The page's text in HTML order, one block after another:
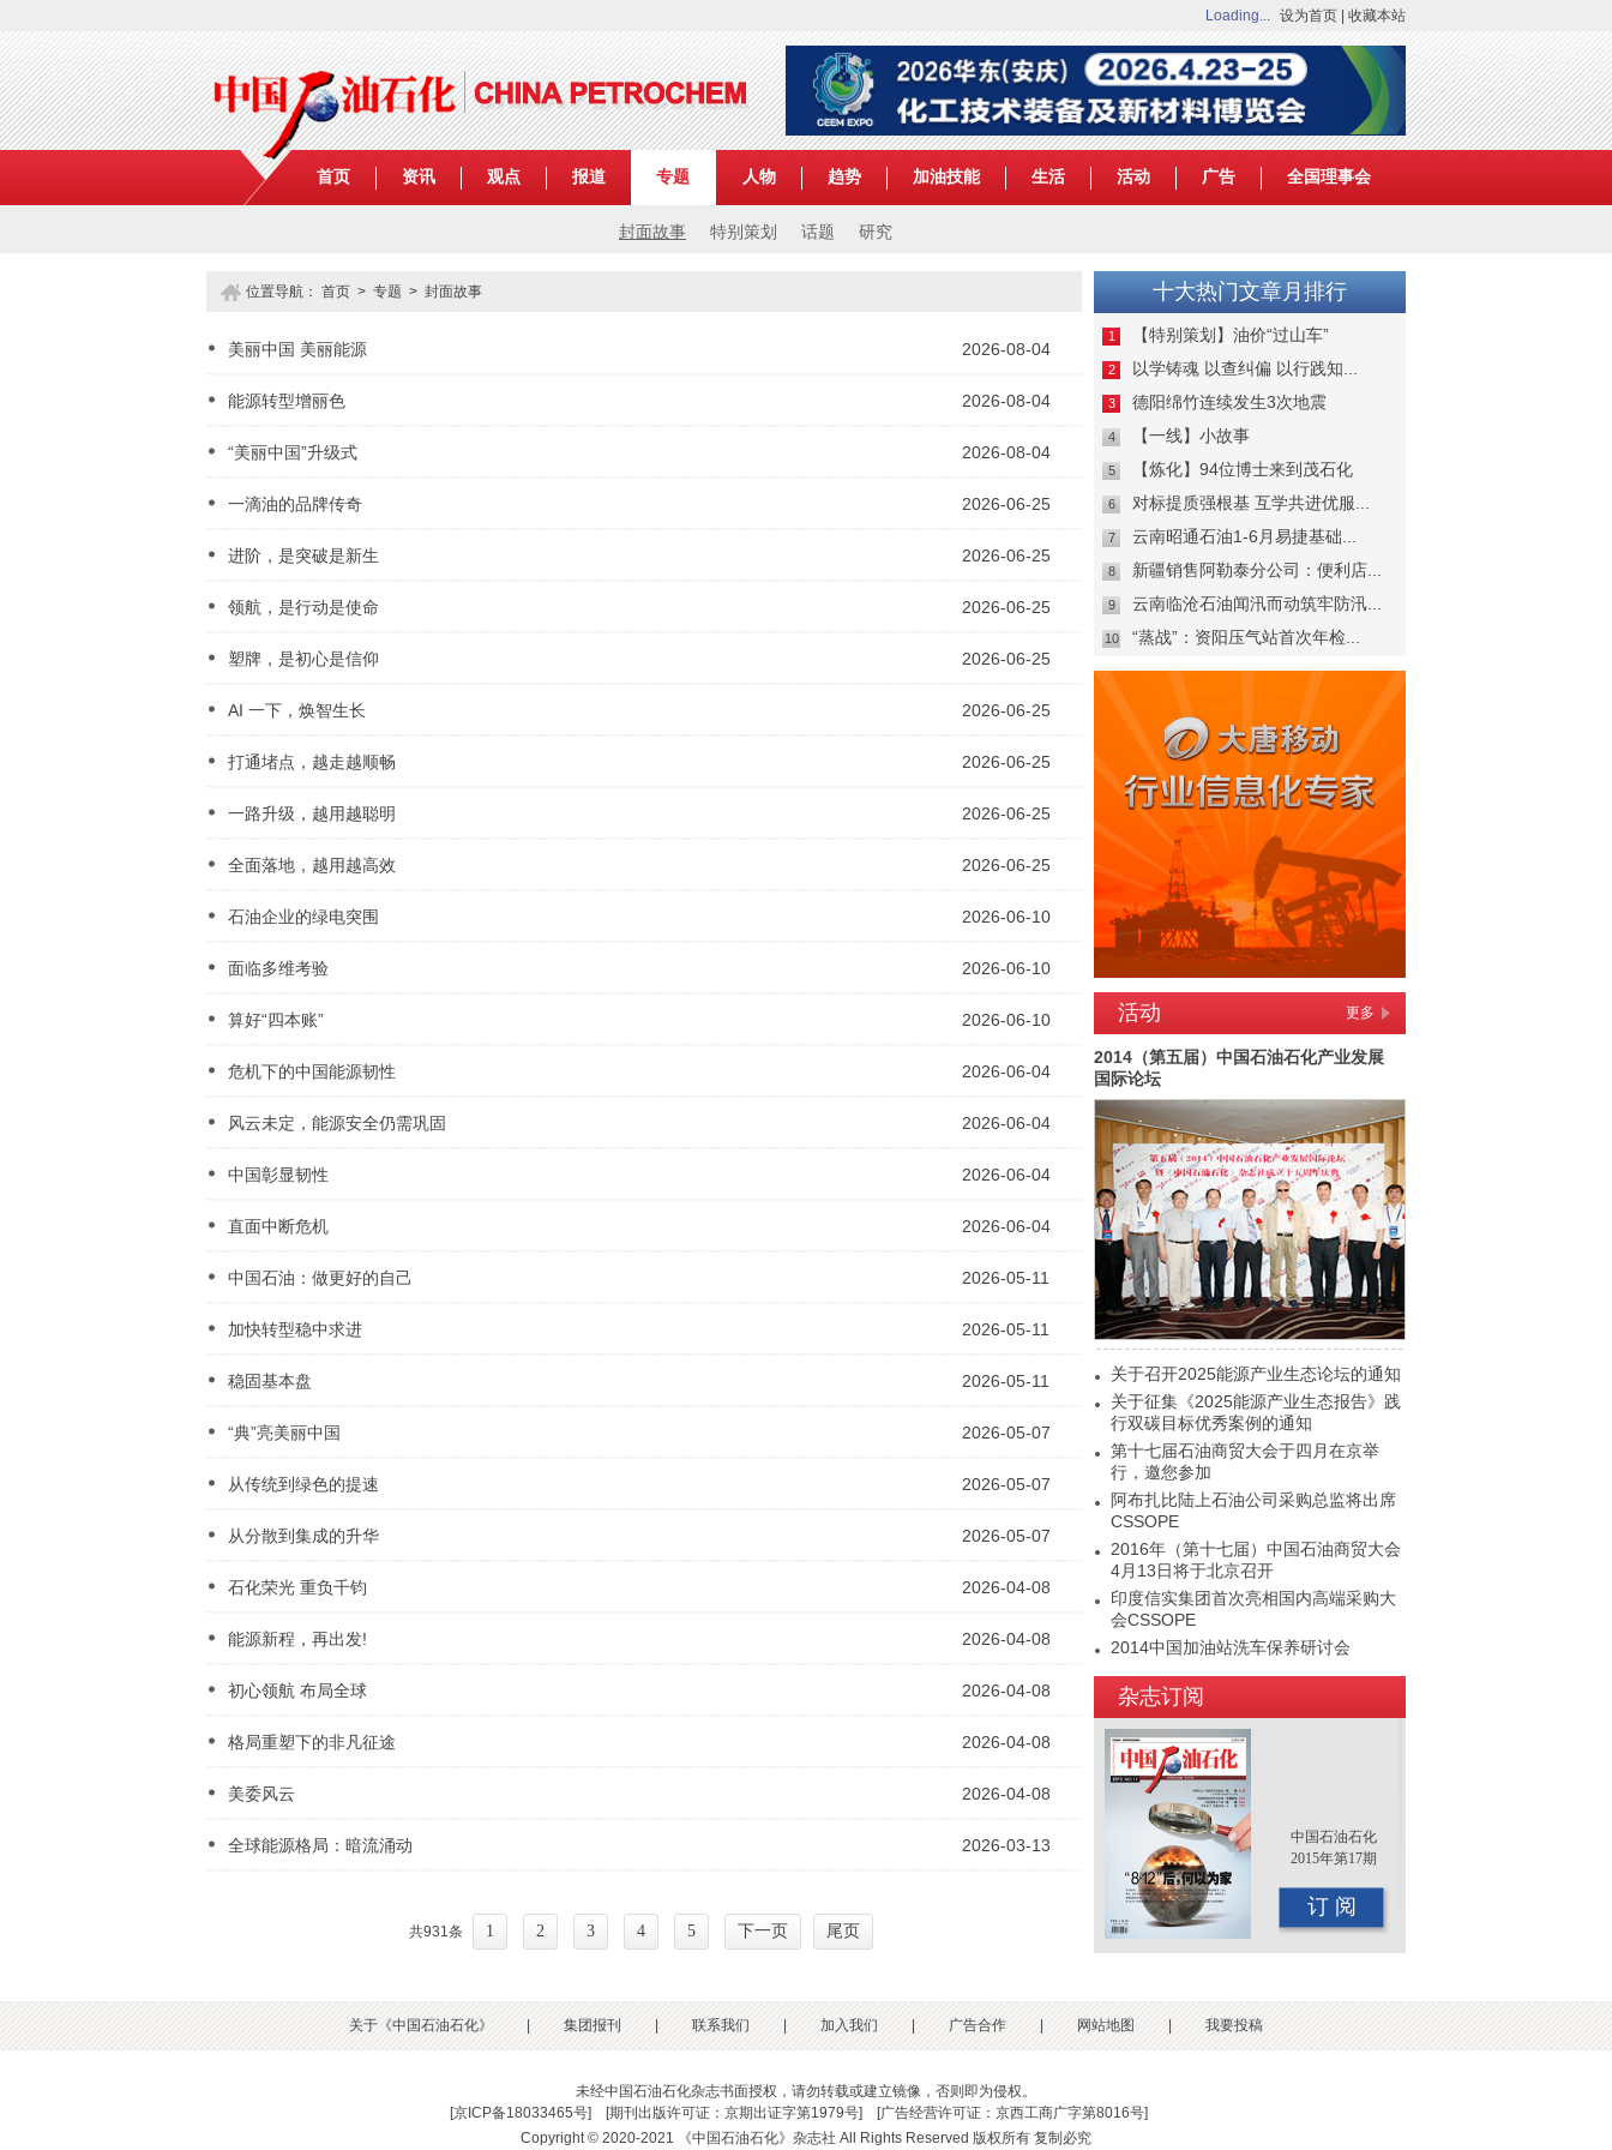
Loading... 设为首页 收藏本站
首页 资讯 观点 报道 专题
封面故事 特别策划 话题 研究
人物 趋势 加油技能 生活 活动 广告 全国理事会
位置导航： 首页 > 专题 > 封面故事
美丽中国 美丽能源 2026-08-04
能源转型增丽色 2026-08-04
“美丽中国”升级式 2026-08-04
一滴油的品牌传奇 2026-06-25
进阶，是突破是新生 2026-06-25
领航，是行动是使命 2026-06-25
塑牌，是初心是信仰 2026-06-25
AI 一下，焕智生长 2026-06-25
打通堵点，越走越顺畅 2026-06-25
一路升级，越用越聪明 2026-06-25
全面落地，越用越高效 2026-06-25
石油企业的绿电突围 2026-06-10
面临多维考验 2026-06-10
算好“四本账” 2026-06-10
危机下的中国能源韧性 2026-06-04
风云未定，能源安全仍需巩固 2026-06-04
中国彰显韧性 2026-06-04
直面中断危机 2026-06-04
中国石油：做更好的自己 2026-05-11
加快转型稳中求进 2026-05-11
稳固基本盘 2026-05-11
“典”亮美丽中国 2026-05-07
从传统到绿色的提速 2026-05-07
从分散到集成的升华 2026-05-07
石化荣光 重负千钧 2026-04-08
能源新程，再出发! 2026-04-08
初心领航 布局全球 2026-04-08
格局重塑下的非凡征途 2026-04-08
美委风云 2026-04-08
全球能源格局：暗流涌动 2026-03-13
共931条 1 2 3 4 5 下一页 尾页
十大热门文章月排行
1 【特别策划】油价“过山车”
2 以学铸魂 以查纠偏 以行践知...
3 德阳绵竹连续发生3次地震
4 【一线】小故事
5 【炼化】94位博士来到茂石化
6 对标提质强根基 互学共进优服...
7 云南昭通石油1-6月易捷基础...
8 新疆销售阿勒泰分公司：便利店...
9 云南临沧石油闻汛而动筑牢防汛...
10 “蒸战”：资阳压气站首次年检...
活动 更多
2014（第五届）中国石油石化产业发展
国际论坛
关于召开2025能源产业生态论坛的通知
关于征集《2025能源产业生态报告》践
行双碳目标优秀案例的通知
第十七届石油商贸大会于四月在京举
行，邀您参加
阿布扎比陆上石油公司采购总监将出席
CSSOPE
2016年（第十七届）中国石油商贸大会
4月13日将于北京召开
印度信实集团首次亮相国内高端采购大
会CSSOPE
2014中国加油站洗车保养研讨会
2015年（第十二届）中国国际油品行业
年终大会即将召开
杂志订阅
中国石油石化
2015年第17期
订 阅
关于《中国石油石化》 集团报刊 联系我们 加入我们 广告合作 网站地图 我要投稿
未经中国石油石化杂志书面授权，请勿转载或建立镜像，否则即为侵权。
[京ICP备18033465号] [期刊出版许可证：京期出证字第1979号] [广告经营许可证：京西工商广字第8016号]
Copyright © 2020-2021 《中国石油石化》杂志社 All Rights Reserved 版权所有 复制必究